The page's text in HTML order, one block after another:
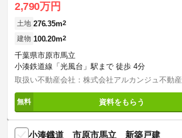
2,790万円
土地 276.35m2
建物 100.20m2
千葉県市原市馬立
小湊鉄道線「光風台」駅まで 徒歩 4分
取扱い不動産会社：株式会社アルカンジュ不動産
資料をもらう
小湊鐡道 市原市馬立 新築戸建